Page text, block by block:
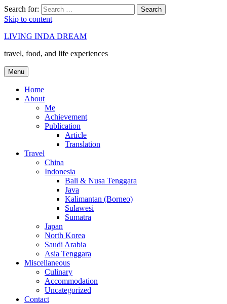
Search for: Search
Skip to content
LIVING INDA DREAM
travel, food, and life experiences
Menu
Home
About
Me
Achievement
Publication
Article
Translation
Travel
China
Indonesia
Bali & Nusa Tenggara
Java
Kalimantan (Borneo)
Sulawesi
Sumatra
Japan
North Korea
Saudi Arabia
Asia Tenggara
Miscellaneous
Culinary
Accommodation
Uncategorized
Contact